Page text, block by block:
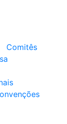
Comitês